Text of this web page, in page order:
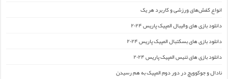
انواع کفش‌های ورزشی و کاربرد هر یک
دانلود بازی های والیبال المپیک پاریس ۲۰۲۴
دانلود بازی های بسکتبال المپیک پاریس ۲۰۲۴
دانلود بازی های تنیس المپیک پاریس ۲۰۲۴
نادال و جوکوویچ در دور دوم المپیک به هم رسیدن